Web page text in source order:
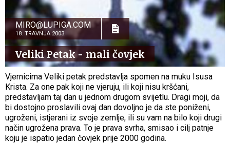
MIRO@LUPIGA.COM
18. TRAVNJA 2003.
Veliki Petak - mali čovjek
Vjernicima Veliki petak predstavlja spomen na muku Isusa
Krista. Za one pak koji ne vjeruju, ili koji nisu kršćani,
predstavljam taj dan u jednom drugom svijetlu. Dragi moji, da
bi dostojno proslavili ovaj dan dovoljno je da ste poniženi,
ugroženi, istjerani iz svoje zemlje, ili su vam na bilo koji drugi
način ugrožena prava. To je prava svrha, smisao i cilj patnje
koju je ispatio jedan čovjek prije 2000 godina.